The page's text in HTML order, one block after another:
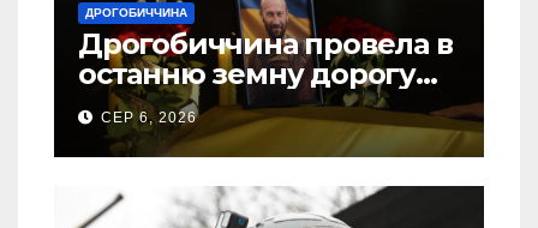
ДРОГОБИЧЧИНА
Дрогобиччина провела в
останню земну дорогу
свого Захисника – Олега
Торського
СЕР 6, 2026